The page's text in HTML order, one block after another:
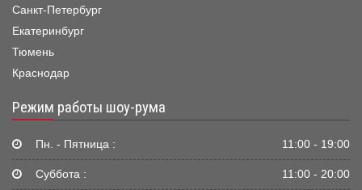
Санкт-Петербург
Екатеринбург
Тюмень
Краснодар
Режим работы шоу-рума
Пн. - Пятница : 11:00 - 19:00
Суббота : 11:00 - 20:00